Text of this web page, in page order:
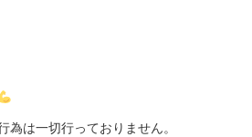
為は一切行っておりません。